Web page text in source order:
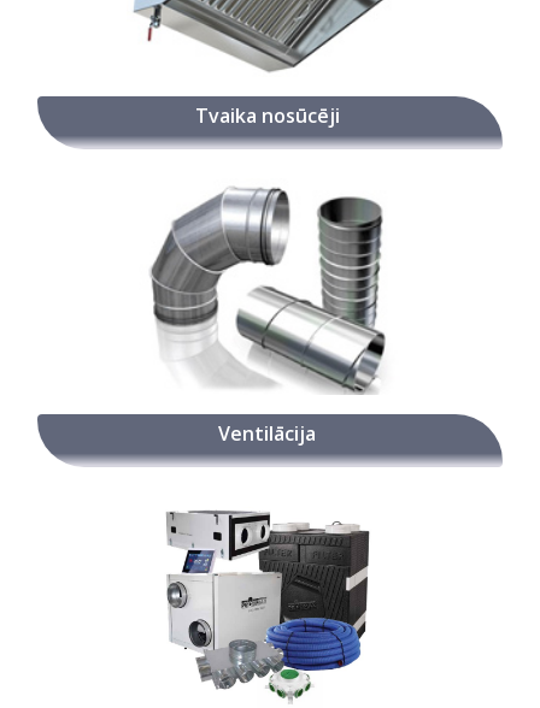
Tvaika nosūcēji
Ventilācija